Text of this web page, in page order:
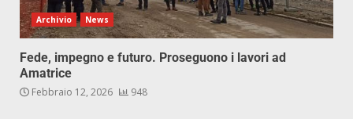
Archivio News
Fede, impegno e futuro. Proseguono i lavori ad
Amatrice
Febbraio 12, 2026 948